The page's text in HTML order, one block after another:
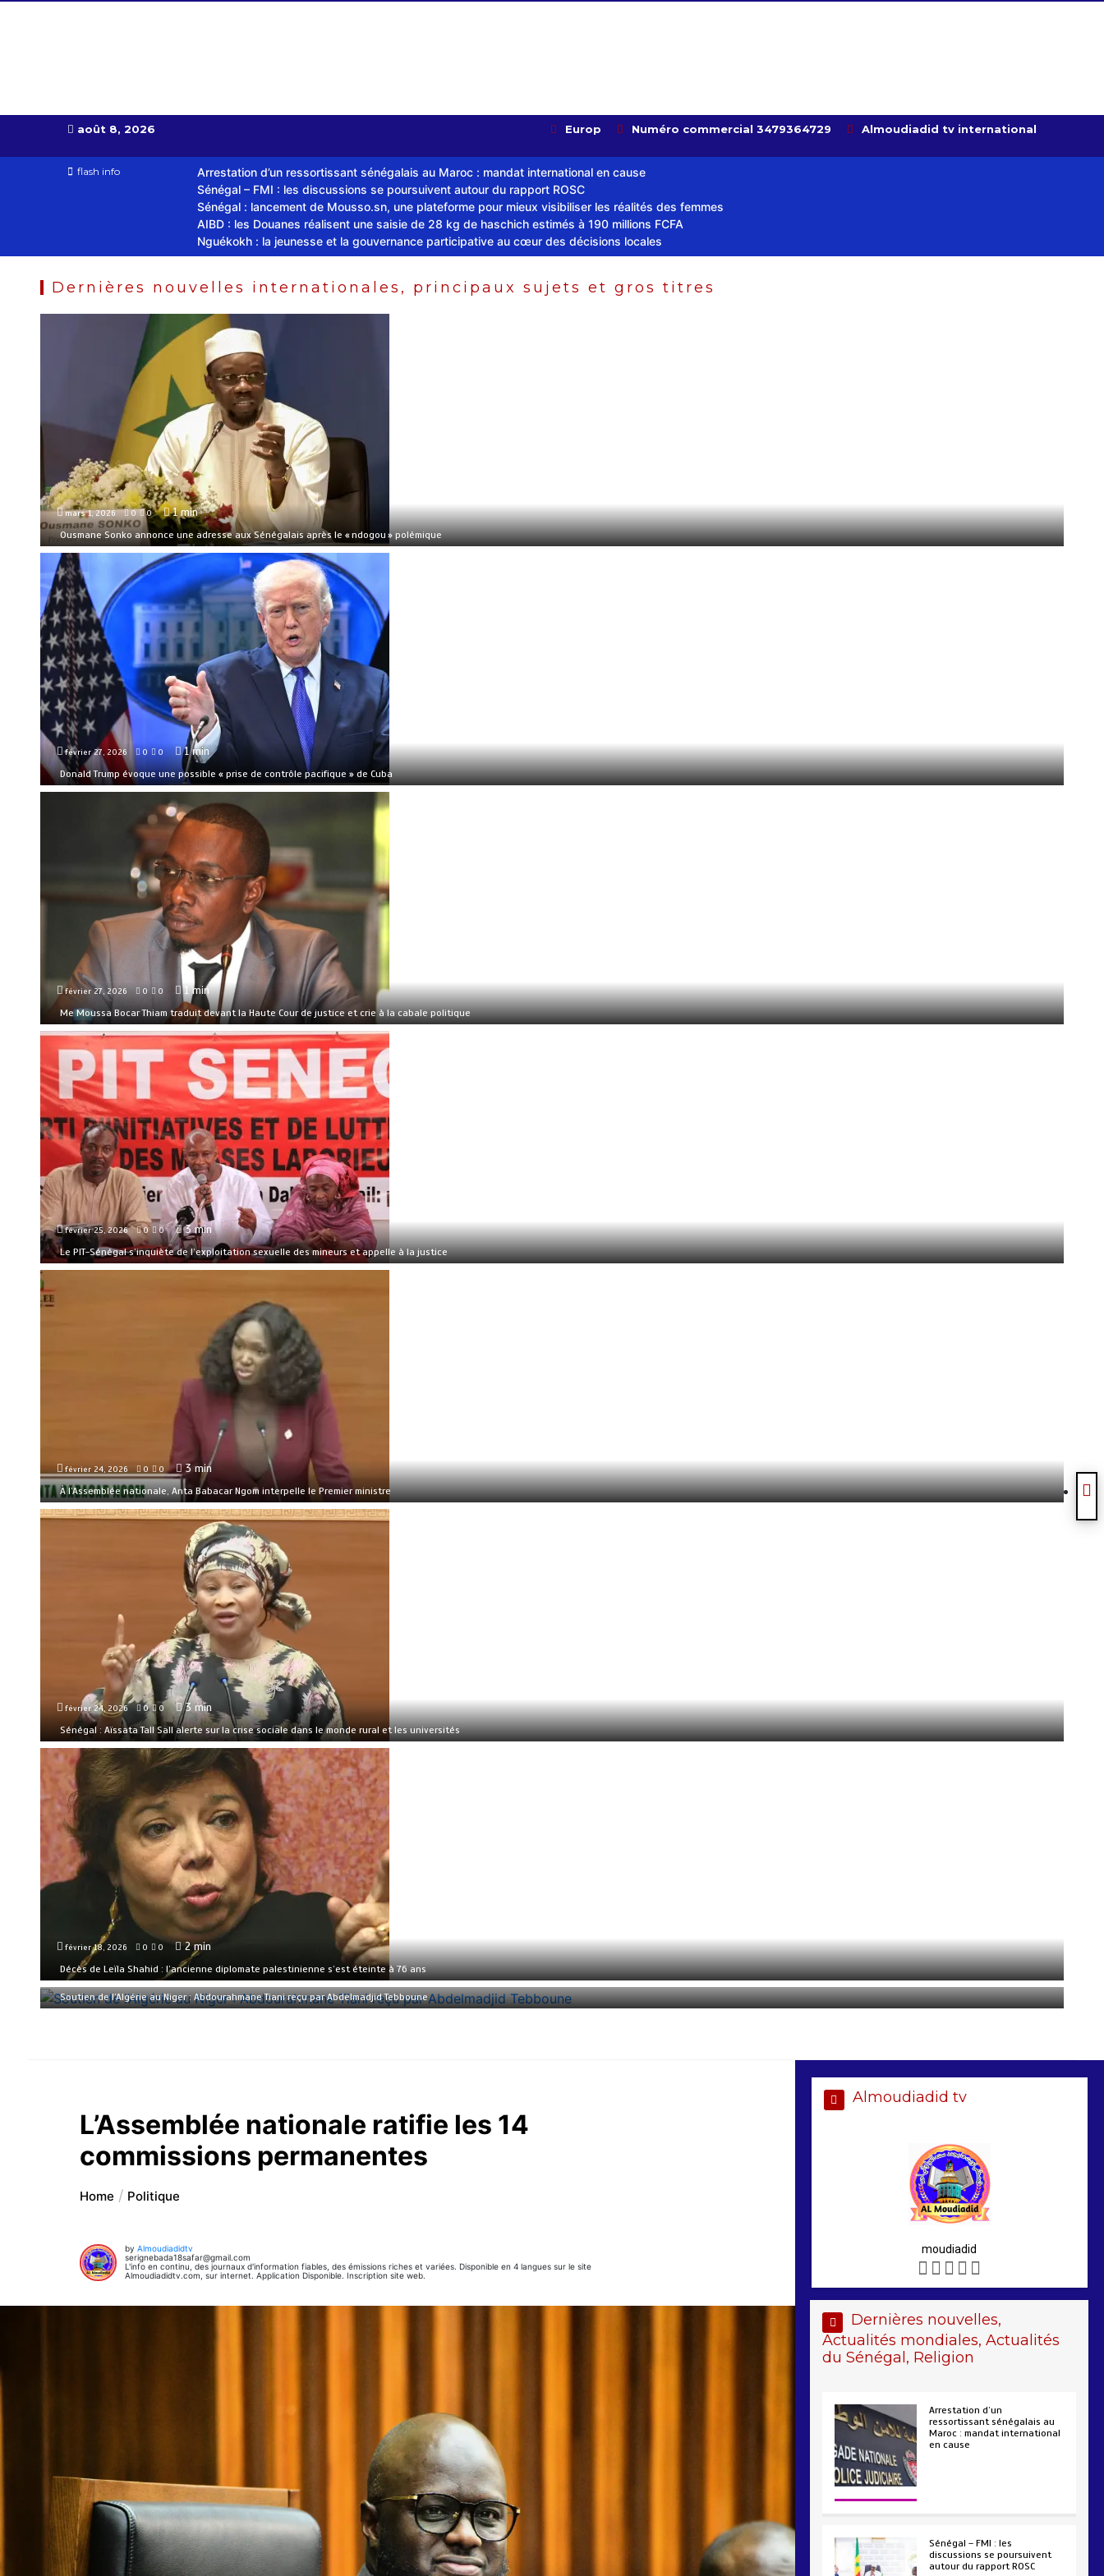
août 8, 2026 Europ Numéro commercial 3479364729 Almoudiadid tv international
flash info
Arrestation d’un ressortissant sénégalais au Maroc : mandat international en cause
Sénégal – FMI : les discussions se poursuivent autour du rapport ROSC
Sénégal : lancement de Mousso.sn, une plateforme pour mieux visibiliser les réalités des femmes
AIBD : les Douanes réalisent une saisie de 28 kg de haschich estimés à 190 millions FCFA
Nguékokh : la jeunesse et la gouvernance participative au cœur des décisions locales
Dernières nouvelles internationales, principaux sujets et gros titres
mars 1, 2026 0 0 1 min
Ousmane Sonko annonce une adresse aux Sénégalais après le « ndogou » polémique
février 27, 2026 0 0 1 min
Donald Trump évoque une possible « prise de contrôle pacifique » de Cuba
février 27, 2026 0 0 1 min
Me Moussa Bocar Thiam traduit devant la Haute Cour de justice et crie à la cabale politique
février 25, 2026 0 0 3 min
Le PIT-Sénégal s’inquiète de l’exploitation sexuelle des mineurs et appelle à la justice
février 24, 2026 0 0 3 min
À l’Assemblée nationale, Anta Babacar Ngom interpelle le Premier ministre
février 24, 2026 0 0 3 min
Sénégal : Aïssata Tall Sall alerte sur la crise sociale dans le monde rural et les universités
février 18, 2026 0 0 2 min
Décès de Leïla Shahid : l’ancienne diplomate palestinienne s’est éteinte à 76 ans
février 17, 2026 0 0 2 min
Soutien de l’Algérie au Niger : Abdourahmane Tiani reçu par Abdelmadjid Tebboune
L’Assemblée nationale ratifie les 14
commissions permanentes
Home Politique
by Almoudiadidtv
serignebada18safar@gmail.com
L'info en continu, des journaux d'information fiables, des émissions riches et variées. Disponible en 4 langues sur le site
Almoudiadidtv.com, sur internet. Application Disponible. Inscription site web.
Almoudiadid tv
moudiadid
Dernières nouvelles,
Actualités mondiales, Actualités
du Sénégal, Religion
Arrestation d’un
ressortissant sénégalais au
Maroc : mandat international
en cause
Sénégal – FMI : les
discussions se poursuivent
autour du rapport ROSC